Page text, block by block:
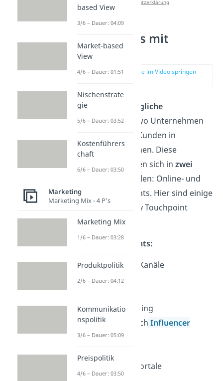
Datenschutzerklärung
Touchpoints mit
Kunden
zur Stelle im Video springen
Es gibt einige
mögliche
Kontaktpunkte
, wo Unternehmen
mit potenziellen Kunden in
Berührung kommen. Diese
Touchpoints lassen sich in zwei
einteilen: Online- und
Offline-Touchpoints. Hier sind einige
Customer Journey Touchpoint
Beispiele:
Online Touchpoints:
Social-Media-Kanäle
Website
E-Mail-Marketing
Werbung durch Influencer
Google Ads
Bewertungsportale
based View
3/6 – Dauer: 04:09
Market-based
View
4/6 – Dauer: 01:51
Nischenstrate
gie
5/6 – Dauer: 03:52
Kostenführers
chaft
6/6 – Dauer: 03:50
Marketing
Marketing Mix - 4 P's
Marketing Mix
1/6 – Dauer: 03:28
Produktpolitik
2/6 – Dauer: 04:12
Kommunikatio
nspolitik
3/6 – Dauer: 05:09
Preispolitik
4/6 – Dauer: 03:50